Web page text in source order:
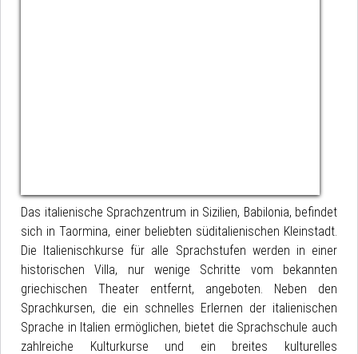
Das italienische Sprachzentrum in Sizilien, Babilonia, befindet
sich in Taormina, einer beliebten süditalienischen Kleinstadt.
Die Italienischkurse für alle Sprachstufen werden in einer
historischen Villa, nur wenige Schritte vom bekannten
griechischen Theater entfernt, angeboten. Neben den
Sprachkursen, die ein schnelles Erlernen der italienischen
Sprache in Italien ermöglichen, bietet die Sprachschule auch
zahlreiche Kulturkurse und ein breites kulturelles